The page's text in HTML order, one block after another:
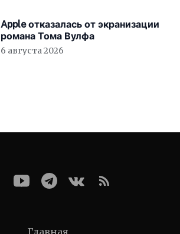
Apple отказалась от экранизации
романа Тома Вулфа
6 августа 2026